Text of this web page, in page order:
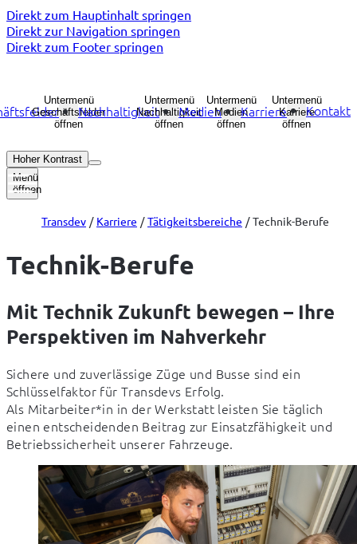
Direkt zum Hauptinhalt springen
Direkt zur Navigation springen
Direkt zum Footer springen
Untermenü
Geschäftsfelder
öffnen
Nachhaltigkeit
Untermenü
Nachhaltigkeit
öffnen
Medien
Untermenü
Medien
öffnen
Karriere
Untermenü
Karriere
öffnen
Kontakt
Hoher Kontrast
Menü
öffnen
Transdev Karriere Tätigkeitsbereiche Technik-Berufe
Technik-Berufe
Mit Technik Zukunft bewegen – Ihre
Perspektiven im Nahverkehr
Sichere und zuverlässige Züge und Busse sind ein
Schlüsselfaktor für Transdevs Erfolg.
Als Mitarbeiter*in in der Werkstatt leisten Sie täglich
einen entscheidenden Beitrag zur Einsatzfähigkeit und
Betriebssicherheit unserer Fahrzeuge.